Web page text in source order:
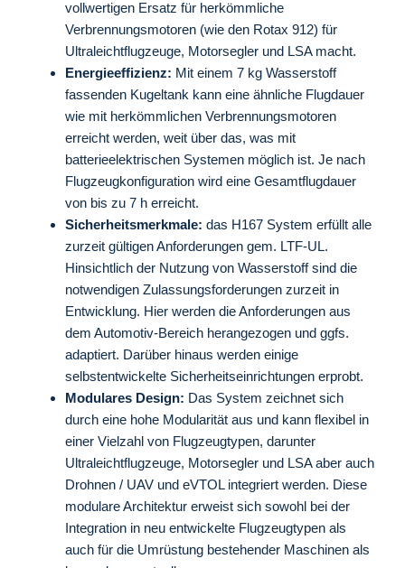
vollwertigen Ersatz für herkömmliche
Verbrennungsmotoren (wie den Rotax 912) für
Ultraleichtflugzeuge, Motorsegler und LSA macht.
Energieeffizienz: Mit einem 7 kg Wasserstoff
fassenden Kugeltank kann eine ähnliche Flugdauer
wie mit herkömmlichen Verbrennungsmotoren
erreicht werden, weit über das, was mit
batterieelektrischen Systemen möglich ist. Je nach
Flugzeugkonfiguration wird eine Gesamtflugdauer
von bis zu 7 h erreicht.
Sicherheitsmerkmale: das H167 System erfüllt alle
zurzeit gültigen Anforderungen gem. LTF-UL.
Hinsichtlich der Nutzung von Wasserstoff sind die
notwendigen Zulassungsforderungen zurzeit in
Entwicklung. Hier werden die Anforderungen aus
dem Automotiv-Bereich herangezogen und ggfs.
adaptiert. Darüber hinaus werden einige
selbstentwickelte Sicherheitseinrichtungen erprobt.
Modulares Design: Das System zeichnet sich
durch eine hohe Modularität aus und kann flexibel in
einer Vielzahl von Flugzeugtypen, darunter
Ultraleichtflugzeuge, Motorsegler und LSA aber auch
Drohnen / UAV und eVTOL integriert werden. Diese
modulare Architektur erweist sich sowohl bei der
Integration in neu entwickelte Flugzeugtypen als
auch für die Umrüstung bestehender Maschinen als